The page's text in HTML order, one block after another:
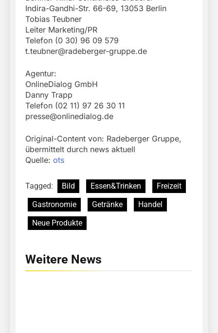
Indira-Gandhi-Str. 66-69, 13053 Berlin
Tobias Teubner
Leiter Marketing/PR
Telefon (0 30) 96 09 579
t.teubner@radeberger-gruppe.de
Agentur:
OnlineDialog GmbH
Danny Trapp
Telefon (02 11) 97 26 30 11
presse@onlinedialog.de
Original-Content von: Radeberger Gruppe,
übermittelt durch news aktuell
Quelle: ots
Tagged: Bild Essen&Trinken
Freizeit
Gastronomie
Getränke
Handel
Neue Produkte
Weitere News